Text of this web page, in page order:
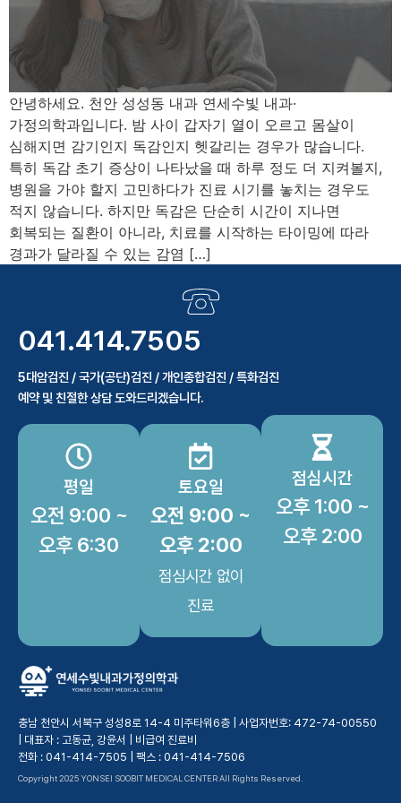
안녕하세요. 천안 성성동 내과 연세수빛 내과·
가정의학과입니다. 밤 사이 갑자기 열이 오르고 몸살이
심해지면 감기인지 독감인지 헷갈리는 경우가 많습니다.
특히 독감 초기 증상이 나타났을 때 하루 정도 더 지켜볼지,
병원을 가야 할지 고민하다가 진료 시기를 놓치는 경우도
적지 않습니다. 하지만 독감은 단순히 시간이 지나면
회복되는 질환이 아니라, 치료를 시작하는 타이밍에 따라
경과가 달라질 수 있는 감염 […]
041.414.7505
5대암검진 / 국가(공단)검진 / 개인종합검진 / 특화검진
예약 및 친절한 상담 도와드리겠습니다.
평일
오전 9:00 ~
오후 6:30
토요일
오전 9:00 ~
오후 2:00
점심시간 없이
진료
점심시간
오후 1:00 ~
오후 2:00
충남 천안시 서북구 성성8로 14-4 미주타워6층 | 사업자번호: 472-74-00550
| 대표자 : 고동균, 강윤서 | 비급여 진료비
전화 : 041-414-7505 | 팩스 : 041-414-7506
Copyright 2025 YONSEI SOOBIT MEDICAL CENTER All Rights Reserved.